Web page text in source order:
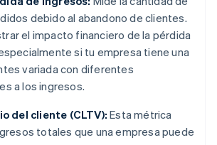
debido al abandono de clientes.
el impacto financiero de la pérdida
si tu empresa tiene una
variada con diferentes
a los ingresos.
del cliente (CLTV): Esta métrica
totales que una empresa puede